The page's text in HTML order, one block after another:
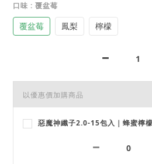
口味 : 覆盆莓
覆盆莓 鳳梨 檸檬
以優惠價加購商品
惡魔神纖子2.0-15包入｜蜂蜜檸檬